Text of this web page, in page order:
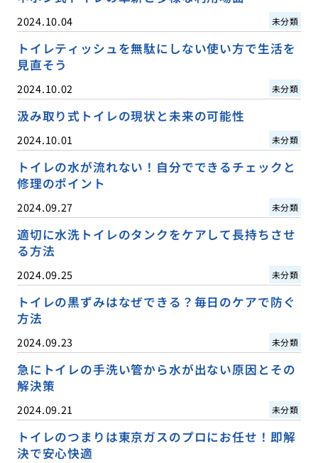
2024.10.04 未分類
トイレティッシュを無駄にしない使い方で生活を
見直そう
2024.10.02 未分類
汲み取り式トイレの現状と未来の可能性
2024.10.01 未分類
トイレの水が流れない！自分でできるチェックと
修理のポイント
2024.09.27 未分類
適切に水洗トイレのタンクをケアして長持ちさせ
る方法
2024.09.25 未分類
トイレの黒ずみはなぜできる？毎日のケアで防ぐ
方法
2024.09.23 未分類
急にトイレの手洗い管から水が出ない原因とその
解決策
2024.09.21 未分類
トイレのつまりは東京ガスのプロにお任せ！即解
決で安心快適